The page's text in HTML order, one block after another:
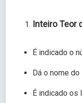
Inteiro Teor
É indicado o
Dá o nome
É indicado os